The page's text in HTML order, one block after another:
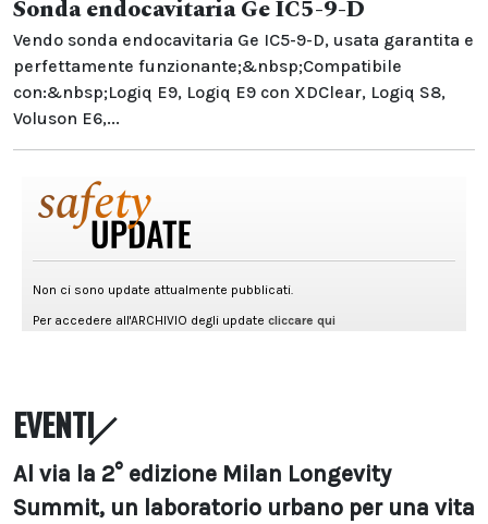
Sonda endocavitaria Ge IC5-9-D
Vendo sonda endocavitaria Ge IC5-9-D, usata garantita e
perfettamente funzionante;&nbsp;Compatibile
con:&nbsp;Logiq E9, Logiq E9 con XDClear, Logiq S8,
Voluson E6,...
EVENTI
Al via la 2° edizione Milan Longevity
Summit, un laboratorio urbano per una vita